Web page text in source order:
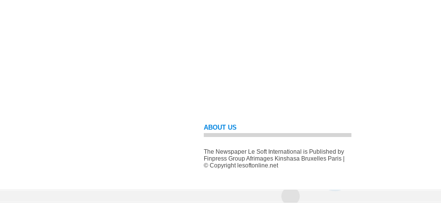
ABOUT US
The Newspaper Le Soft International is Published by
Finpress Group Afrimages Kinshasa Bruxelles Paris |
© Copyright lesoftonline.net